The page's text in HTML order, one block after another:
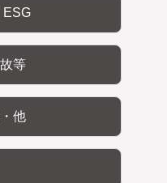
ESG
等
他